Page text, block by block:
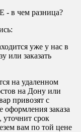
чем разница?
уже у нас в
или заказать
на удаленном
на Дону или
привозят с
оформления заказа
уточнит срок
вам по той цене